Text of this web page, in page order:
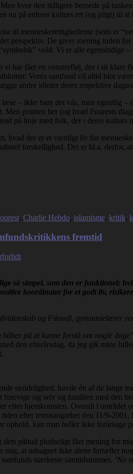
hvor den tidligere beroede på
nu på enhver kulturs ret (og pligt) til at
til menneskerettighederne (som er
perspektiv. De giver mening inden
vold. Vi er alle egensindige
vi har fået en venstrefløj, der i sit klare
Vores samfund vil altid blot
andre idioter deres respektive
– ikke bare det vås, men egentlig
pointen her (og hvad Fourests
på linje med folk, der i deres
hvad der er et værdigt liv for
forskellighed. Det er bl.a. derfor, at
, Charlie Hebdo, islamisme, kritik,
fremtid
så simpel, som den er funktionel;
koordinater for et godt liv,
og Filosofi, gymnasielærer
på at kunne forstå om nogle
den efterårsdag, da jeg gik mine
uendelighed, havde én af de lange
forevige sig selv og familien med den
efter hjemkomsten. Overalt i området
efter terrorangrebet den 11/9-
ophold, kan man heller ikke forårsage
påbud pludseligt fået mening for
mig, at udsagnet ikke alene fortæller
stærkeste samtidsnormer. ’No